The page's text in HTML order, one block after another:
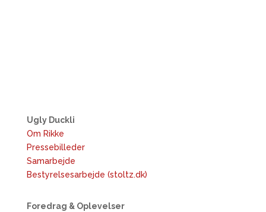
Ugly Duckli
Om Rikke
Pressebilleder
Samarbejde
Bestyrelsesarbejde (stoltz.dk)
Foredrag & Oplevelser